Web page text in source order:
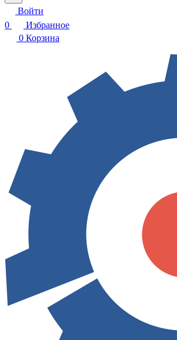
Войти
0
Избранное
0 Корзина